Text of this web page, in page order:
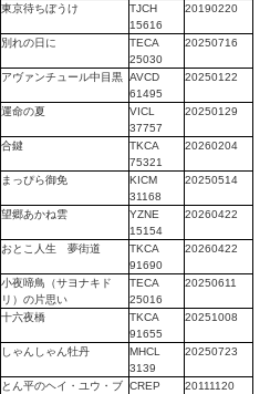
東京待ちぼうけ
TJCH
15616
20190220
別れの日に
TECA
25030
20250716
アヴァンチュール中目黒 AVCD
61495
20250122
運命の夏
VICL
37757
20250129
合鍵
TKCA
75321
20260204
まっぴら御免
KICM
31168
20250514
望郷あかね雲
YZNE
15154
20260422
おとこ人生 夢街道
TKCA
91690
20260422
小夜啼鳥（サヨナキド
リ）の片思い
TECA
25016
20250611
十六夜橋
TKCA
91655
20251008
しゃんしゃん牡丹
MHCL
3139
20250723
とん平のヘイ・ユウ・ブ CREP
20111120